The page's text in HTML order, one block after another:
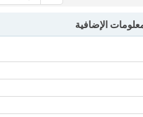
الإضافية